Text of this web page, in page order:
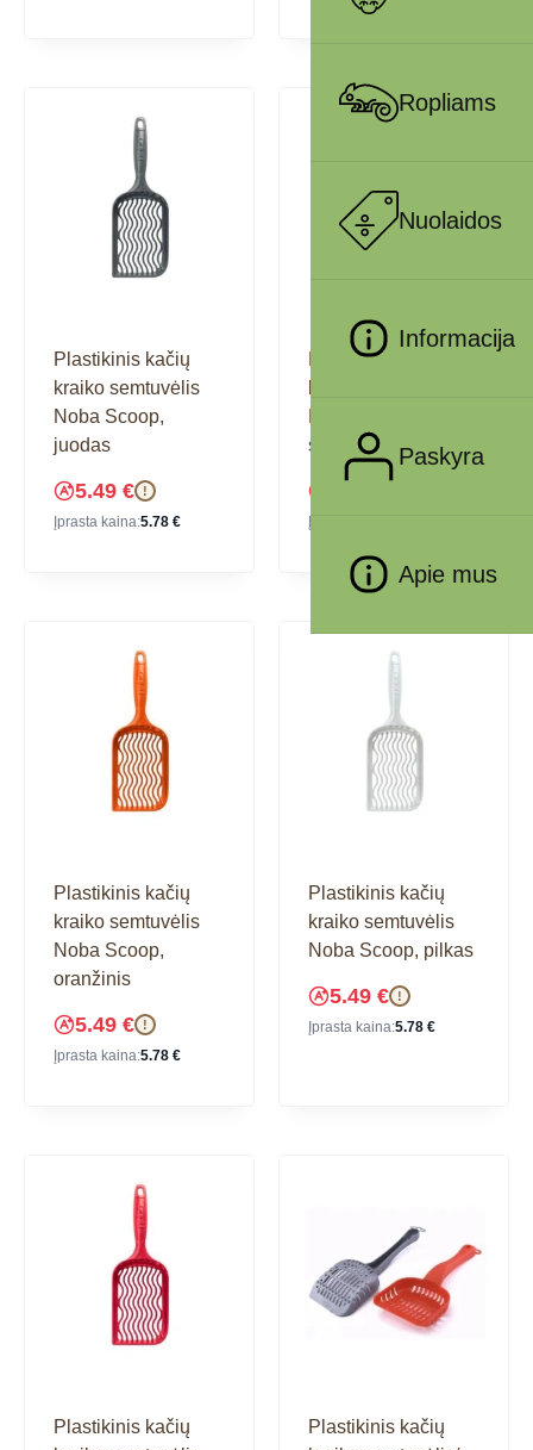
Ropliams
Nuolaidos
Informacija
Paskyra
Apie mus
Plastikinis kačių
kraiko semtuvėlis
Noba Scoop,
juodas
5.49 € !
Įprasta kaina:5.78 €
Plastikinis kačių
spalvos
Plastikinis kačių
kraiko semtuvėlis
Noba Scoop,
oranžinis
5.49 € !
Įprasta kaina:5.78 €
Plastikinis kačių
kraiko semtuvėlis
Noba Scoop, pilkas
5.49 € !
Įprasta kaina:5.78 €
Plastikinis kačių
Plastikinis kačių